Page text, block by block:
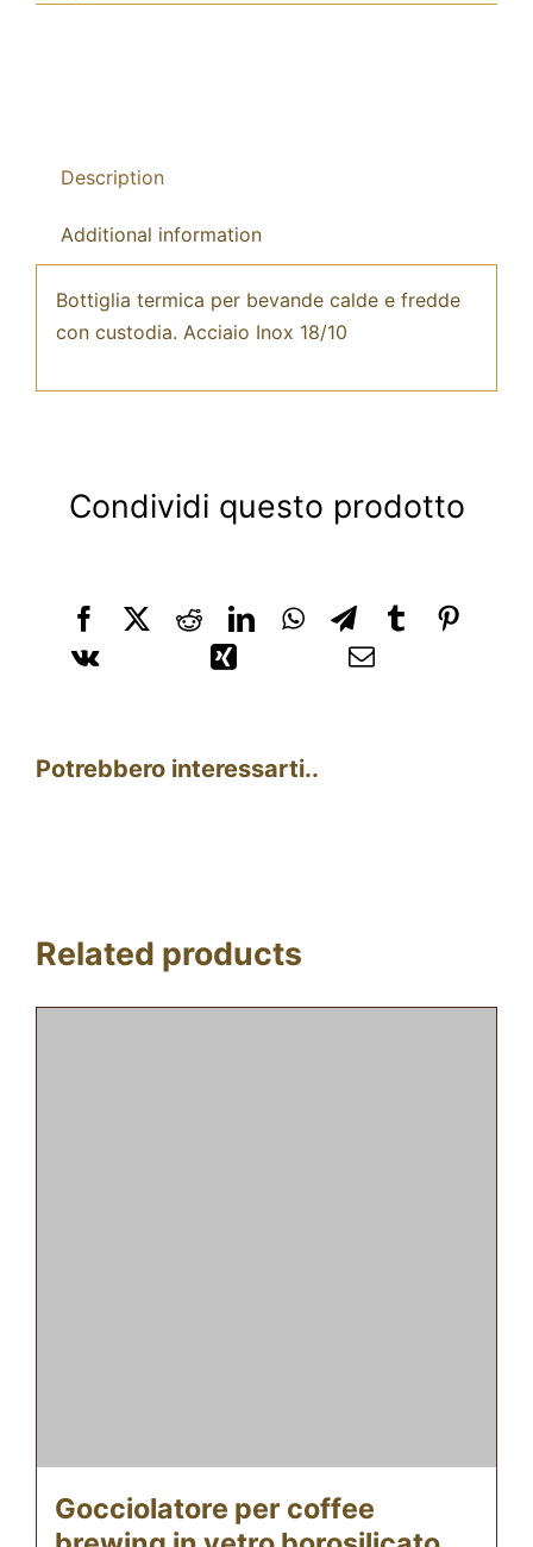
Description
Additional information
Bottiglia termica per bevande calde e fredde
con custodia. Acciaio Inox 18/10
Condividi questo prodotto
Potrebbero interessarti..
Related products
Gocciolatore per coffee